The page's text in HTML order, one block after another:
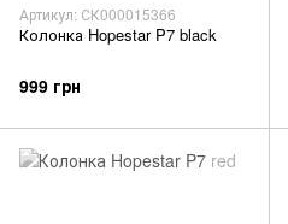
Артикул: СК000015366
Колонка Hopestar P7 black
999 грн